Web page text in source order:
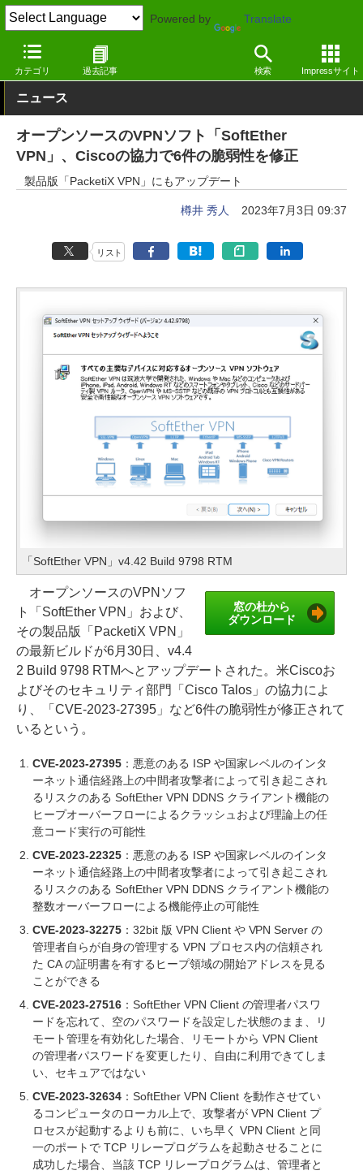
Powered by Translate
カテゴリ 過去記事 検索 Impressサイト
窓の杜 インターネット Windows
ニュース
オープンソースのVPNソフト「SoftEther
VPN」、Ciscoの協力で6件の脆弱性を修正
製品版「PacketiX VPN」にもアップデート
樽井 秀人 2023年7月3日 09:37
リスト
「SoftEther VPN」v4.42 Build 9798 RTM
窓の杜から
ダウンロード
オープンソースのVPNソフ
ト「SoftEther VPN」および、
その製品版「PacketiX VPN」
の最新ビルドが6月30日、v4.4
2 Build 9798 RTMへとアップデートされた。米Ciscoお
よびそのセキュリティ部門「Cisco Talos」の協力によ
り、「CVE-2023-27395」など6件の脆弱性が修正されて
いるという。
CVE-2023-27395：悪意のある ISP や国家レベルのインタ
ーネット通信経路上の中間者攻撃者によって引き起こされ
るリスクのある SoftEther VPN DDNS クライアント機能の
ヒープオーバーフローによるクラッシュおよび理論上の任
意コード実行の可能性
CVE-2023-22325：悪意のある ISP や国家レベルのインタ
ーネット通信経路上の中間者攻撃者によって引き起こされ
るリスクのある SoftEther VPN DDNS クライアント機能の
整数オーバーフローによる機能停止の可能性
CVE-2023-32275：32bit 版 VPN Client や VPN Server の
管理者自らが自身の管理する VPN プロセス内の信頼され
た CA の証明書を有するヒープ領域の開始アドレスを見る
ことができる
CVE-2023-27516：SoftEther VPN Client の管理者パスワ
ードを忘れて、空のパスワードを設定した状態のまま、リ
モート管理を有効化した場合、リモートから VPN Client
の管理者パスワードを変更したり、自由に利用できてしま
い、セキュアではない
CVE-2023-32634：SoftEther VPN Client を動作させてい
るコンピュータのローカル上で、攻撃者が VPN Client プ
ロセスが起動するよりも前に、いち早く VPN Client と同
一のポートで TCP リレープログラムを起動させることに
成功した場合、当該 TCP リレープログラムは、管理者と